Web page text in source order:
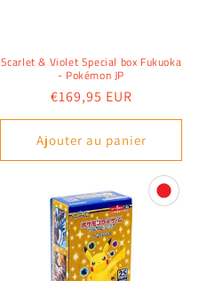
Scarlet & Violet Special box Fukuoka
- Pokémon JP
Prix
habituel
€169,95 EUR
Ajouter au panier